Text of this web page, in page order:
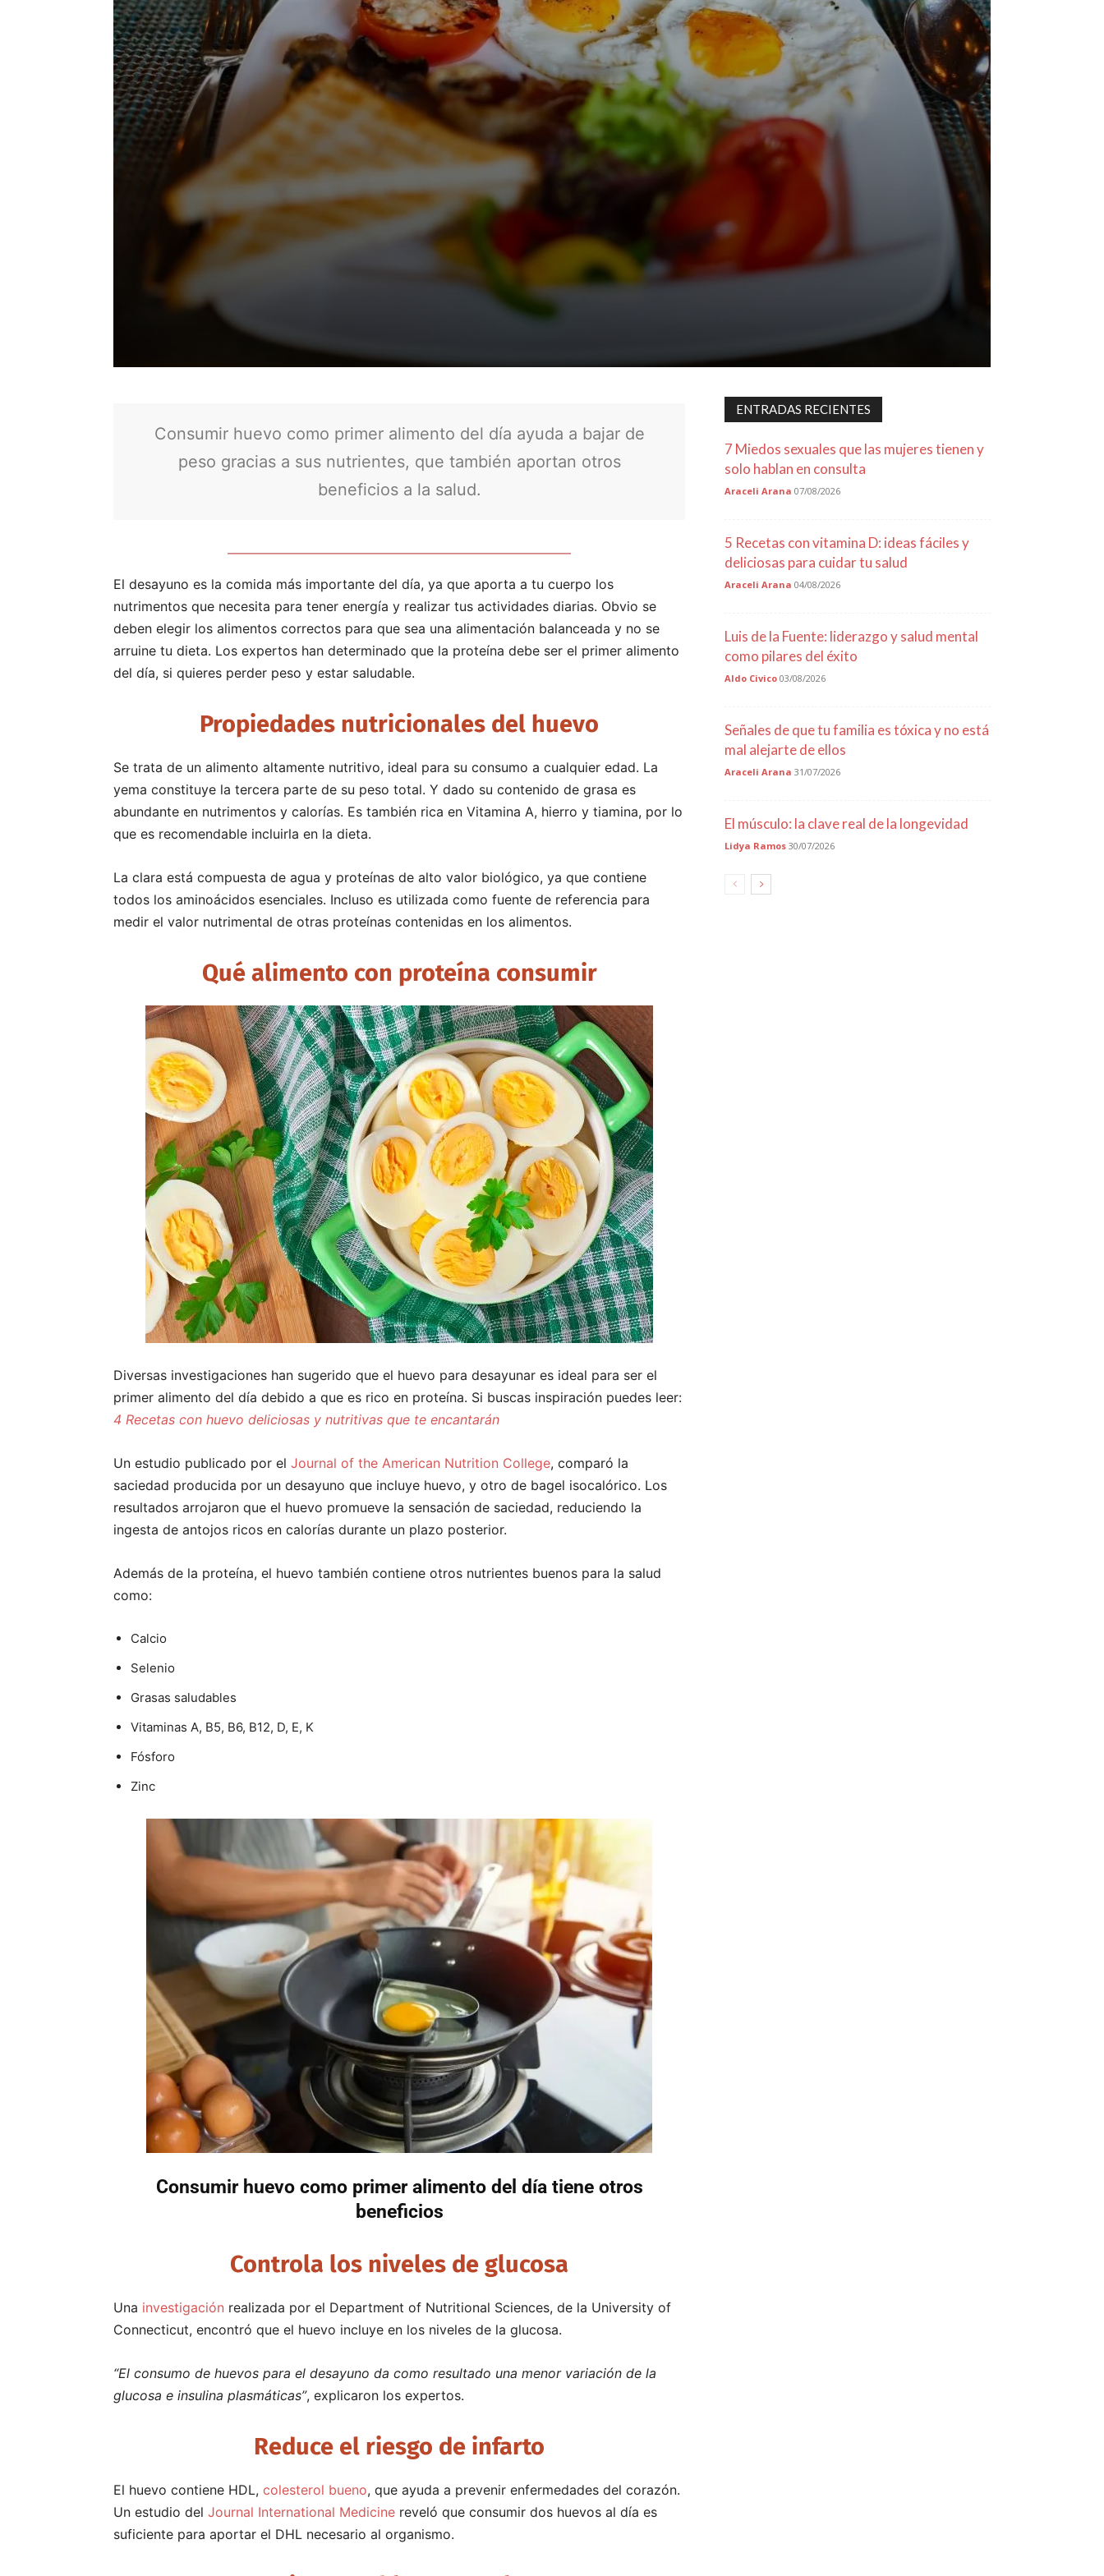
Consumir huevo como primer alimento del día ayuda a bajar de
peso gracias a sus nutrientes, que también aportan otros
beneficios a la salud.
El desayuno es la comida más importante del día, ya que aporta a tu cuerpo los
nutrimentos que necesita para tener energía y realizar tus actividades diarias. Obvio se
deben elegir los alimentos correctos para que sea una alimentación balanceada y no se
arruine tu dieta. Los expertos han determinado que la proteína debe ser el primer alimento
del día, si quieres perder peso y estar saludable.
Propiedades nutricionales del huevo
Se trata de un alimento altamente nutritivo, ideal para su consumo a cualquier edad. La
yema constituye la tercera parte de su peso total. Y dado su contenido de grasa es
abundante en nutrimentos y calorías. Es también rica en Vitamina A, hierro y tiamina, por lo
que es recomendable incluirla en la dieta.
La clara está compuesta de agua y proteínas de alto valor biológico, ya que contiene
todos los aminoácidos esenciales. Incluso es utilizada como fuente de referencia para
medir el valor nutrimental de otras proteínas contenidas en los alimentos.
Qué alimento con proteína consumir
Diversas investigaciones han sugerido que el huevo para desayunar es ideal para ser el
primer alimento del día debido a que es rico en proteína. Si buscas inspiración puedes leer:
4 Recetas con huevo deliciosas y nutritivas que te encantarán
Un estudio publicado por el Journal of the American Nutrition College, comparó la
saciedad producida por un desayuno que incluye huevo, y otro de bagel isocalórico. Los
resultados arrojaron que el huevo promueve la sensación de saciedad, reduciendo la
ingesta de antojos ricos en calorías durante un plazo posterior.
Además de la proteína, el huevo también contiene otros nutrientes buenos para la salud
como:
Calcio
Selenio
Grasas saludables
Vitaminas A, B5, B6, B12, D, E, K
Fósforo
Zinc
Consumir huevo como primer alimento del día tiene otros
beneficios
Controla los niveles de glucosa
Una investigación realizada por el Department of Nutritional Sciences, de la University of
Connecticut, encontró que el huevo incluye en los niveles de la glucosa.
“El consumo de huevos para el desayuno da como resultado una menor variación de la
glucosa e insulina plasmáticas”, explicaron los expertos.
Reduce el riesgo de infarto
El huevo contiene HDL, colesterol bueno, que ayuda a prevenir enfermedades del corazón.
Un estudio del Journal International Medicine reveló que consumir dos huevos al día es
suficiente para aportar el DHL necesario al organismo.
ENTRADAS RECIENTES
7 Miedos sexuales que las mujeres tienen y
solo hablan en consulta
Araceli Arana 07/08/2026
5 Recetas con vitamina D: ideas fáciles y
deliciosas para cuidar tu salud
Araceli Arana 04/08/2026
Luis de la Fuente: liderazgo y salud mental
como pilares del éxito
Aldo Civico 03/08/2026
Señales de que tu familia es tóxica y no está
mal alejarte de ellos
Araceli Arana 31/07/2026
El músculo: la clave real de la longevidad
Lidya Ramos 30/07/2026